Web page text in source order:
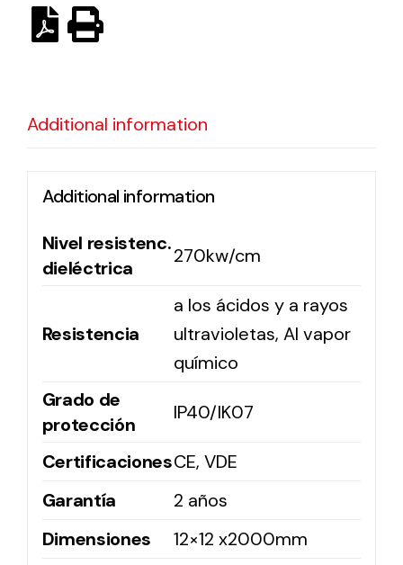
Iluminación Solar
Variety of solar solutions for all kinds of needs.
Additional information
Additional information
Nivel resistenc.
dieléctrica
270kw/cm
Resistencia
a los ácidos y a rayos
ultravioletas, Al vapor
químico
Grado de
protección
IP40/IK07
CertificacionesCE, VDE
Garantía
2 años
Dimensiones
12×12 x2000mm